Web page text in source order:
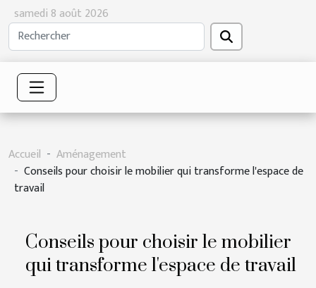
samedi 8 août 2026
Accueil
Aménagement
Conseils pour choisir le mobilier qui transforme l'espace de
travail
Conseils pour choisir le mobilier
qui transforme l'espace de travail